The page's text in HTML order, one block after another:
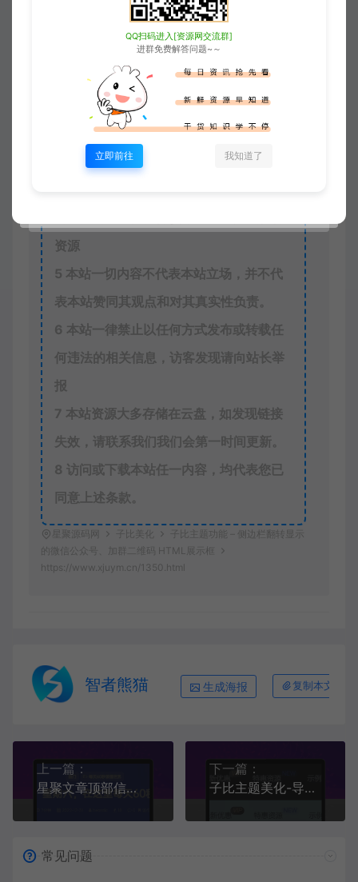
本站永久网址：
https://www.xjuym.cn
本站内发布的一切内容仅限用于学习和
研究，禁止用于商业或非法用途。如有侵
权，请联系站长QQ3896976069进行删
资源
5 本站一切内容不代表本站立场，并不代
表本站赞同其观点和对其真实性负责。
6 本站一律禁止以任何方式发布或转载任
何违法的相关信息，访客发现请向站长举
报
7 本站资源大多存储在云盘，如发现链接
失效，请联系我们我们会第一时间更新。
8 访问或下载本站任一内容，均代表您已
同意上述条款。
星聚源码网 子比美化
子比主题功能 – 侧边栏翻转显示
的微信公众号、加群二维码 HTML展示框
https://www.xjuym.cn/1350.html
智者熊猫 生成海报 复制本文链接
上一篇：
星聚文章顶部信息v4.0版本(插件版)
下一篇：
子比主题美化-导航菜单美化自定义徽章及多种样式
常见问题
QQ扫码进入[资源网交流群]
进群免费解答问题~～
立即前往 我知道了